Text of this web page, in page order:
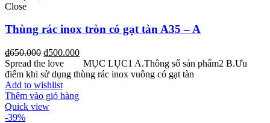
Close
Thùng rác inox tròn có gạt tàn A35 – A
₫650.000 ₫500.000
Spread the love MỤC LỤC1 A.Thông số sản phẩm2 B.Ưu
điểm khi sử dụng thùng rác inox vuông có gạt tàn
Add to wishlist
Thêm vào giỏ hàng
Quick view
-39%